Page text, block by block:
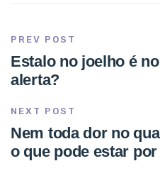
PREV POST
Estalo no joelho é
alerta?
NEXT POST
Nem toda dor no
o que pode estar